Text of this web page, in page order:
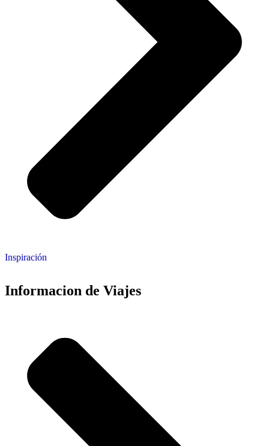
Inspiración
Informacion de Viajes